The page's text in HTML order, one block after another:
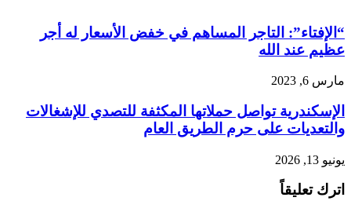
“الإفتاء”: التاجر المساهم في خفض الأسعار له أجر
عظيم عند الله
مارس 6, 2023
الإسكندرية تواصل حملاتها المكثفة للتصدي للإشغالات
والتعديات على حرم الطريق العام
يونيو 13, 2026
اترك تعليقاً